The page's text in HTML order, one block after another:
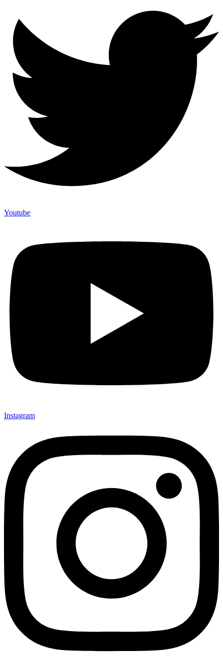
Youtube
Instagram